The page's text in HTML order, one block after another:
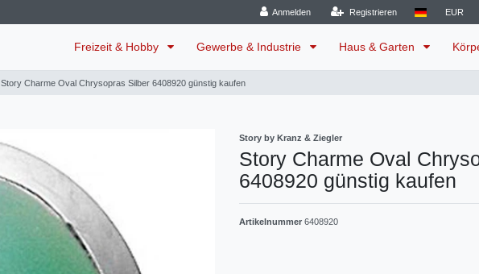
Anmelden Registrieren EUR
Freizeit & Hobby Gewerbe & Industrie Haus & Garten
Story Charme Oval Chrysopras Silber 6408920 günstig kaufen
Story by Kranz & Ziegler
Story Charme Oval
6408920 günstig kaufen
Artikelnummer 6408920